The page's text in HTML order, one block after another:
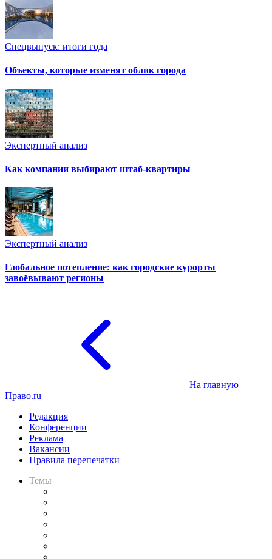
Спецвыпуск: итоги года
Объекты, которые изменят облик города
Экспертный анализ
Как компании выбирают штаб-квартиры
Экспертный анализ
Глобальное потепление: как городские курорты
завоёвывают регионы
На главную
Право.ru
Редакция
Конференции
Реклама
Вакансии
Правила перепечатки
Темы